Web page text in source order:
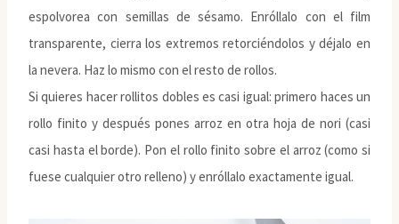
espolvorea con semillas de sésamo. Enróllalo con el film
transparente, cierra los extremos retorciéndolos y déjalo en
la nevera. Haz lo mismo con el resto de rollos.
Si quieres hacer rollitos dobles es casi igual: primero haces un
rollo finito y después pones arroz en otra hoja de nori (casi
casi hasta el borde). Pon el rollo finito sobre el arroz (como si
fuese cualquier otro relleno) y enróllalo exactamente igual.